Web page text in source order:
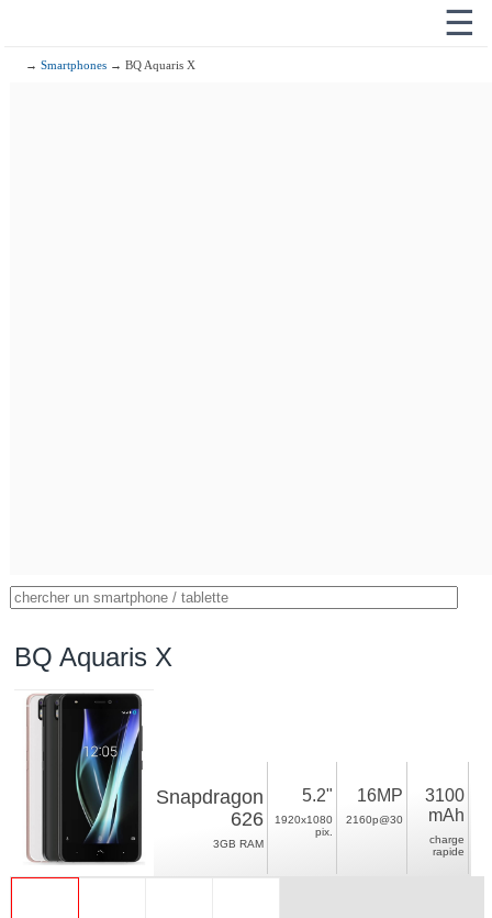
☰
→Smartphones → BQ Aquaris X
BQ Aquaris X
Snapdragon
626
3GB RAM
5.2"
1920x1080
pix.
16MP
2160p@30
3100
mAh
charge
rapide